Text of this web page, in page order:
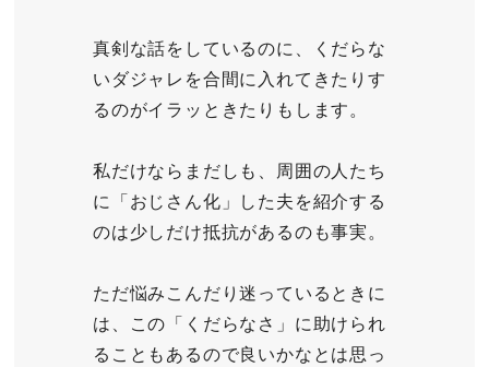
真剣な話をしているのに、くだらな
いダジャレを合間に入れてきたりす
るのがイラッときたりもします。
私だけならまだしも、周囲の人たち
に「おじさん化」した夫を紹介する
のは少しだけ抵抗があるのも事実。
ただ悩みこんだり迷っているときに
は、この「くだらなさ」に助けられ
ることもあるので良いかなとは思っ